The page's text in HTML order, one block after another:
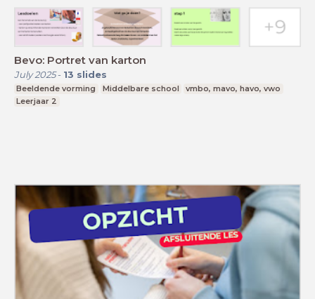
Bevo: Portret van karton
July 2025- 13 slides
Beeldende vorming Middelbare school
vmbo, mavo, havo, vwo
Leerjaar 2